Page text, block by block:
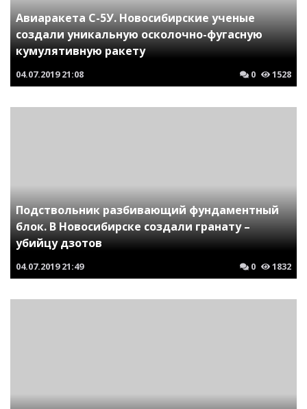
Авиаракета С-5У. Новосибирские ученые
создали уникальную осколочно-фугасную
кумулятивную ракету
04.07.2019 21:08 0 1528
Подствольник разбивающий фундаментный
блок. В Новосибирске создали гранату –
убийцу дзотов
04.07.2019 21:49 0 1832